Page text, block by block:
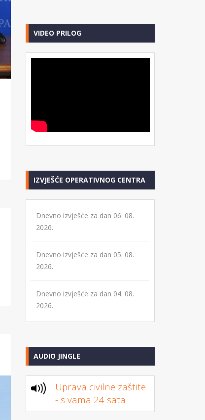
VIDEO PRILOG
IZVJEŠĆE OPERATIVNOG CENTRA
Dnevno izvješće za dan 06. 08.
2026.
Dnevno izvješće za dan 05. 08.
2026.
Dnevno izvješće za dan 04. 08.
2026.
AUDIO JINGLE
Uprava civilne zaštite
- s vama 24 sata